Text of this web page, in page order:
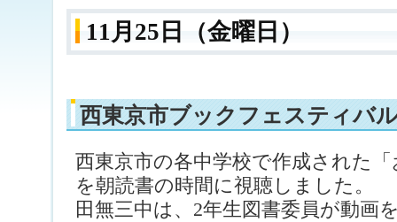
11月25日（金曜日）
西東京市ブックフェスティバ
西東京市の各中学校で作成された
を朝読書の時間に視聴しました。
田無三中は、2年生図書委員が動画